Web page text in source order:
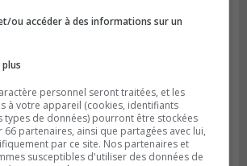
à 05h39
camping du lac Cristal était
ou accéder à des informations sur un
personnel seront traitées, et les
à votre appareil (cookies, identifiants
types de données) pourront être stockées
66 partenaires, ainsi que partagées avec lui,
par ce site. Nos partenaires et
susceptibles d'utiliser des données de